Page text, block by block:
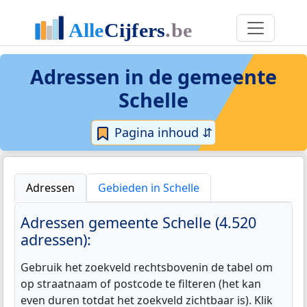
Adressen in de gemeente
Schelle
Pagina inhoud ⇵
Adressen Gebieden in Schelle
Adressen gemeente Schelle (4.520
adressen):
Gebruik het zoekveld rechtsbovenin de tabel om
op straatnaam of postcode te filteren (het kan
even duren totdat het zoekveld zichtbaar is). Klik